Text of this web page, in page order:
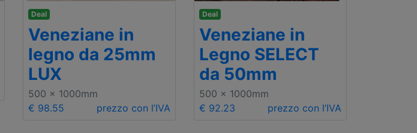
Deal
Veneziane in
legno da 25mm
LUX
500 x 1000mm
€ 98.55
prezzo con l’IVA
Deal
Veneziane in
Legno SELECT
da 50mm
500 x 1000mm
€ 92.23
prezzo con l’IVA